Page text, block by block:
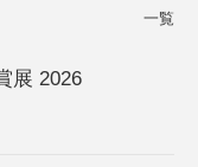
一覧
展 2026